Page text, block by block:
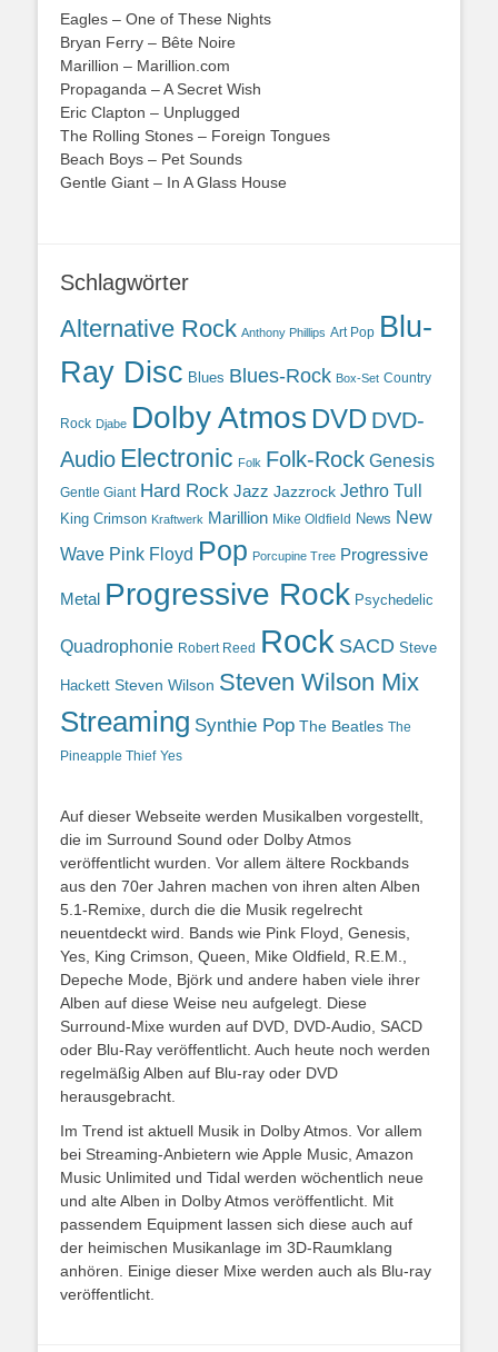
Eagles – One of These Nights
Bryan Ferry – Bête Noire
Marillion – Marillion.com
Propaganda – A Secret Wish
Eric Clapton – Unplugged
The Rolling Stones – Foreign Tongues
Beach Boys – Pet Sounds
Gentle Giant – In A Glass House
Schlagwörter
Alternative Rock Anthony Phillips Art Pop Blu-
Ray Disc Blues Blues-Rock Box-Set Country
Rock Djabe Dolby Atmos DVD DVD-
Audio Electronic Folk Folk-Rock Genesis
Gentle Giant Hard Rock Jazz Jazzrock Jethro Tull
King Crimson Kraftwerk Marillion Mike Oldfield News New
Wave Pink Floyd Pop Porcupine Tree Progressive
Metal Progressive Rock Psychedelic
Quadrophonie Robert Reed Rock SACD Steve
Hackett Steven Wilson Steven Wilson Mix
Streaming Synthie Pop The Beatles The
Pineapple Thief Yes
Auf dieser Webseite werden Musikalben vorgestellt,
die im Surround Sound oder Dolby Atmos
veröffentlicht wurden. Vor allem ältere Rockbands
aus den 70er Jahren machen von ihren alten Alben
5.1-Remixe, durch die die Musik regelrecht
neuentdeckt wird. Bands wie Pink Floyd, Genesis,
Yes, King Crimson, Queen, Mike Oldfield, R.E.M.,
Depeche Mode, Björk und andere haben viele ihrer
Alben auf diese Weise neu aufgelegt. Diese
Surround-Mixe wurden auf DVD, DVD-Audio, SACD
oder Blu-Ray veröffentlicht. Auch heute noch werden
regelmäßig Alben auf Blu-ray oder DVD
herausgebracht.
Im Trend ist aktuell Musik in Dolby Atmos. Vor allem
bei Streaming-Anbietern wie Apple Music, Amazon
Music Unlimited und Tidal werden wöchentlich neue
und alte Alben in Dolby Atmos veröffentlicht. Mit
passendem Equipment lassen sich diese auch auf
der heimischen Musikanlage im 3D-Raumklang
anhören. Einige dieser Mixe werden auch als Blu-ray
veröffentlicht.